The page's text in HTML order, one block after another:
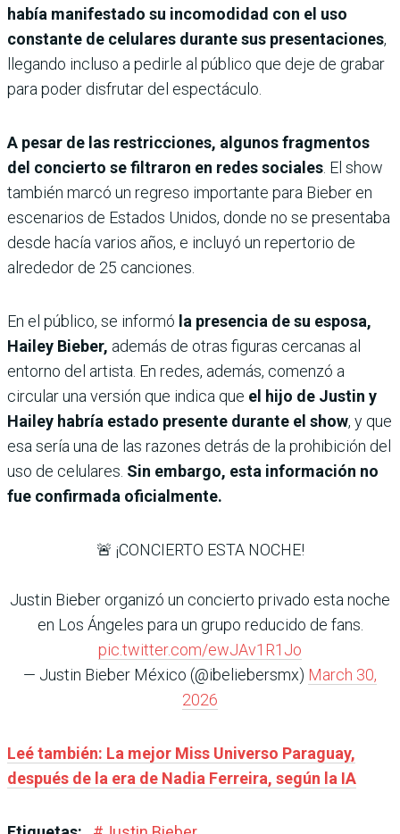
había manifestado su incomodidad con el uso
constante de celulares durante sus presentaciones,
llegando incluso a pedirle al público que deje de grabar
para poder disfrutar del espectáculo.
A pesar de las restricciones, algunos fragmentos
del concierto se filtraron en redes sociales. El show
también marcó un regreso importante para Bieber en
escenarios de Estados Unidos, donde no se presentaba
desde hacía varios años, e incluyó un repertorio de
alrededor de 25 canciones.
En el público, se informó la presencia de su esposa,
Hailey Bieber, además de otras figuras cercanas al
entorno del artista. En redes, además, comenzó a
circular una versión que indica que el hijo de Justin y
Hailey habría estado presente durante el show, y que
esa sería una de las razones detrás de la prohibición del
uso de celulares. Sin embargo, esta información no
fue confirmada oficialmente.
🚨 ¡CONCIERTO ESTA NOCHE!
Justin Bieber organizó un concierto privado esta noche
en Los Ángeles para un grupo reducido de fans.
pic.twitter.com/ewJAv1R1Jo
— Justin Bieber México (@ibeliebersmx) March 30,
2026
Leé también: La mejor Miss Universo Paraguay,
después de la era de Nadia Ferreira, según la IA